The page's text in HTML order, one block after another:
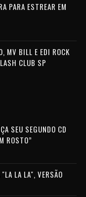
PARA ESTREAR EM
MV BILL E EDI ROCK
CLUB SP
SEU SEGUNDO CD
ROSTO”
LA LA", VERSÃO